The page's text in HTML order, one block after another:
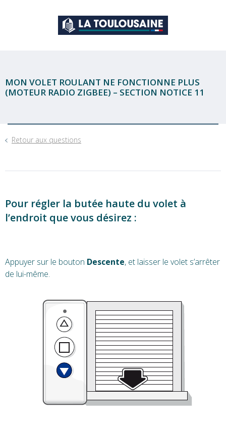
MON VOLET ROULANT NE FONCTIONNE PLUS
(MOTEUR RADIO ZIGBEE) – SECTION NOTICE 11
Retour aux questions
Pour régler la butée haute du volet à
l’endroit que vous désirez :
Appuyer sur le bouton Descente, et laisser le volet s’arrêter
de lui-même.